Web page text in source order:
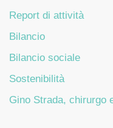
Report di attività
Bilancio
Bilancio sociale
Sostenibilità
Gino Strada, chirurgo